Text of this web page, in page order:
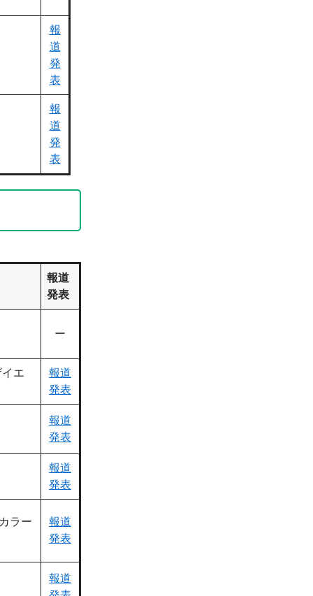
報
道
発
表
報
道
発
表
報道
発表
ー
イエ
報道
発表
報道
発表
報道
発表
ラー
報道
発表
報道